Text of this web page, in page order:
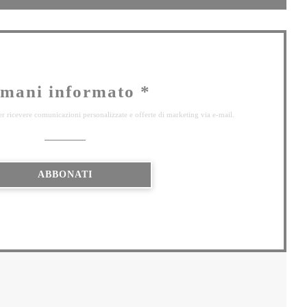
informato *
ricevere comunicazioni personalizzate e offerte di marketing via e-mail.
ABBONATI